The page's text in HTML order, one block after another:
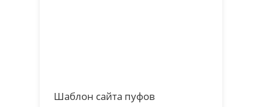
Шаблон сайта пуфов